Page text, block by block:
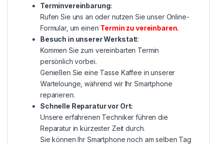
Terminvereinbarung:
Rufen Sie uns an oder nutzen Sie unser Online-
Formular, um einen Termin zu vereinbaren.
Besuch in unserer Werkstatt:
Kommen Sie zum vereinbarten Termin
persönlich vorbei.
Genießen Sie eine Tasse Kaffee in unserer
Wartelounge, während wir Ihr Smartphone
reparieren.
Schnelle Reparatur vor Ort:
Unsere erfahrenen Techniker führen die
Reparatur in kürzester Zeit durch.
Sie können Ihr Smartphone noch am selben Tag